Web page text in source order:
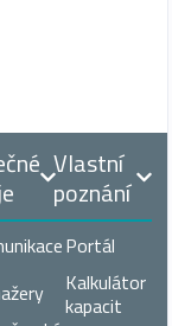
Vlastní
poznání
Portál
Kalkulátor
kapacit